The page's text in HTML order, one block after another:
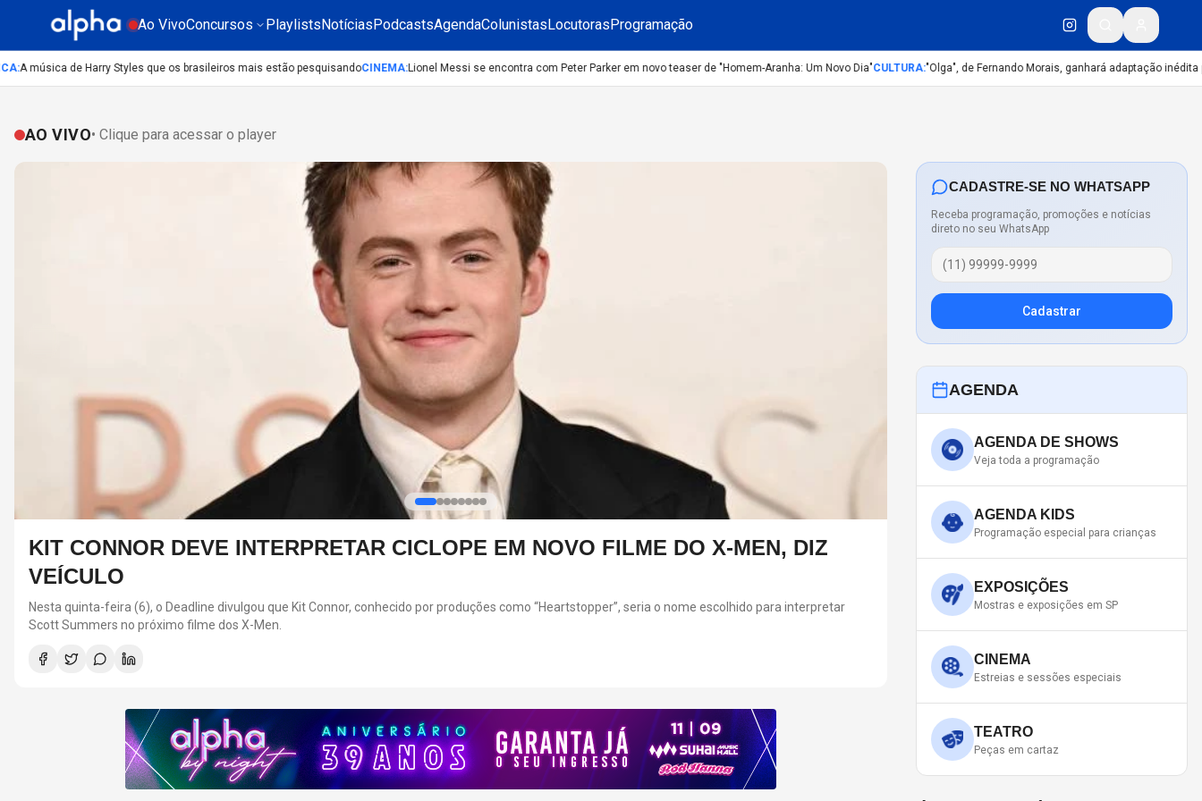
Ao VivoConcursos PlaylistsNotíciasPodcastsAgendaColunistasLocutorasProgramação
música de Harry Styles que os brasileiros mais estão pesquisandoCINEMA:Lionel Messi se encontra com Peter Parker em novo teaser de "Homem-Aranha: Um Novo Dia" CULTURA:"Olga", de Fernando Morais, ganhará adaptação inédita
AO VIVO• Clique para acessar o player
KIT CONNOR DEVE INTERPRETAR CICLOPE EM NOVO FILME DO X-MEN, DIZ
VEÍCULO
Nesta quinta-feira (6), o Deadline divulgou que Kit Connor, conhecido por produções como “Heartstopper”, seria o nome escolhido para interpretar
Scott Summers no próximo filme dos X-Men.
JOAN JETT CANCELA
Vocalista e guitarrista fraturou uma vértebra e não
CADASTRE-SE NO WHATSAPP
Receba programação, promoções e notícias
direto no seu WhatsApp
Cadastrar
AGENDA
AGENDA DE SHOWS
Veja toda a programação
AGENDA KIDS
Programação especial para crianças
EXPOSIÇÕES
Mostras e exposições em SP
CINEMA
Estreias e sessões especiais
TEATRO
Peças em cartaz